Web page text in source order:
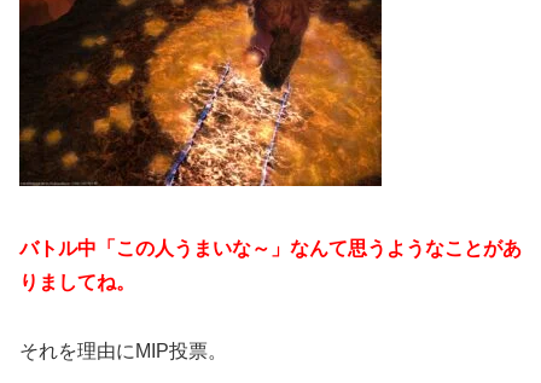
バトル中「この人うまいな～」なんて思うようなことがあ
りましてね。
それを理由にMIP投票。